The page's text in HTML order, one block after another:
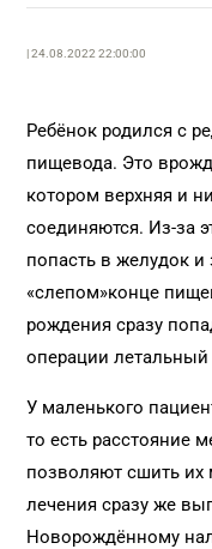
| 24.08.2022 22:00:00
Ребёнок родился с
пищевода. Это
котором верхняя и
соединяются. Из-за
попасть в желудок и
«слепом»конце
рождения сразу
операции
У маленького
то есть расстояние
позволяют сшить их
лечения сразу же
Новорождённому